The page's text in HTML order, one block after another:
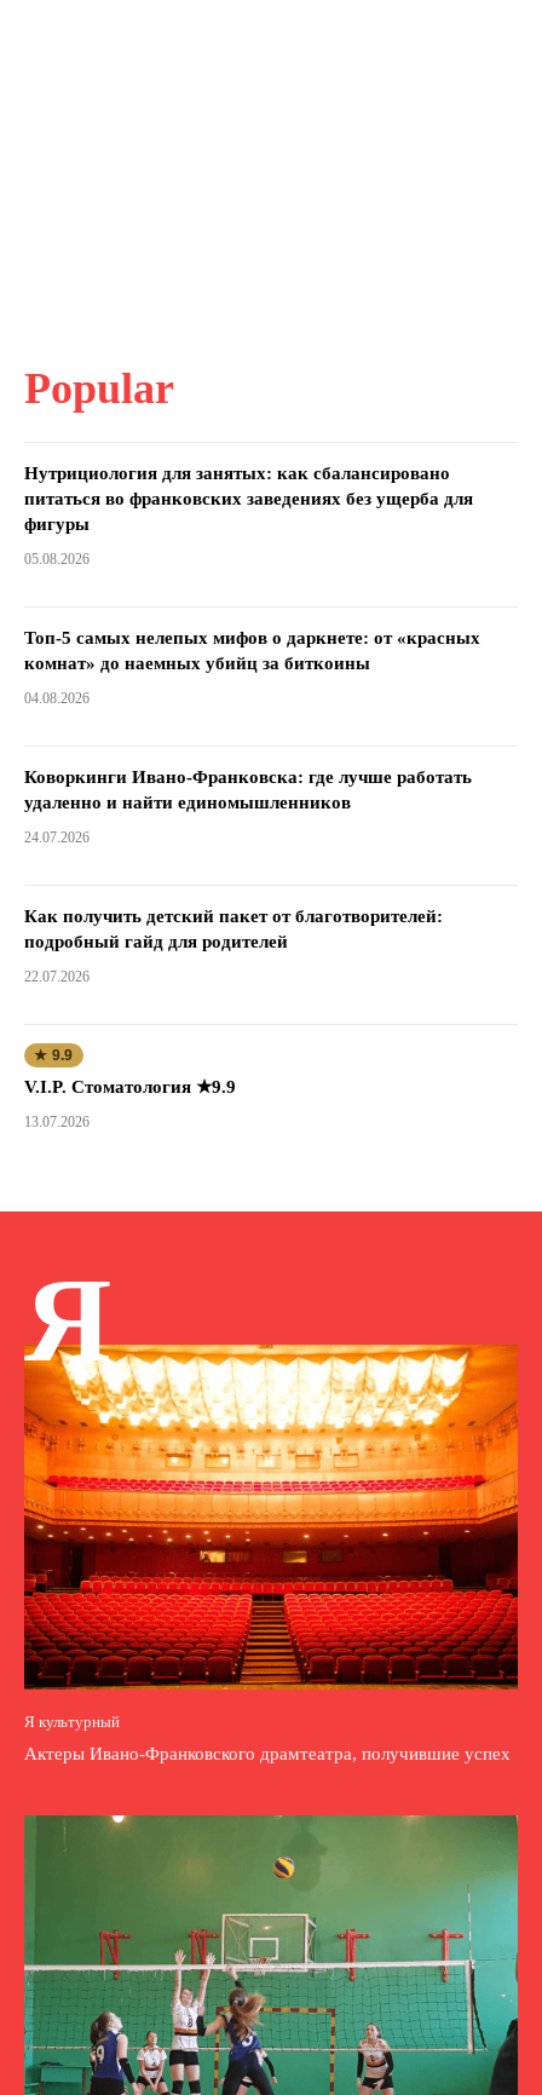
Popular
Нутрициология для занятых: как сбалансировано
питаться во франковских заведениях без ущерба для
фигуры
05.08.2026
Топ-5 самых нелепых мифов о даркнете: от «красных
комнат» до наемных убийц за биткоины
04.08.2026
Коворкинги Ивано-Франковска: где лучше работать
удаленно и найти единомышленников
24.07.2026
Как получить детский пакет от благотворителей:
подробный гайд для родителей
22.07.2026
★ 9.9
V.I.P. Стоматология ★9.9
13.07.2026
Я
Я культурный
Актеры Ивано-Франковского драмтеатра, получившие успех